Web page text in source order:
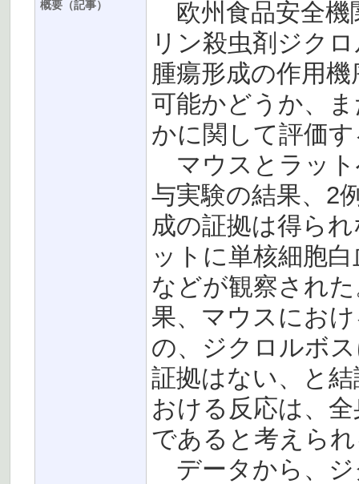
概要（記事）
欧州食品安全機
リン殺虫剤ジク
腫瘍形成の作用
可能かどうか、
かに関して評価
マウスとラット
与実験の結果、2
成の証拠は得ら
ットに単核細胞
などが観察され
果、マウスにお
の、ジクロルボ
証拠はない、と
おける反応は、
であると考えら
データから、ジ